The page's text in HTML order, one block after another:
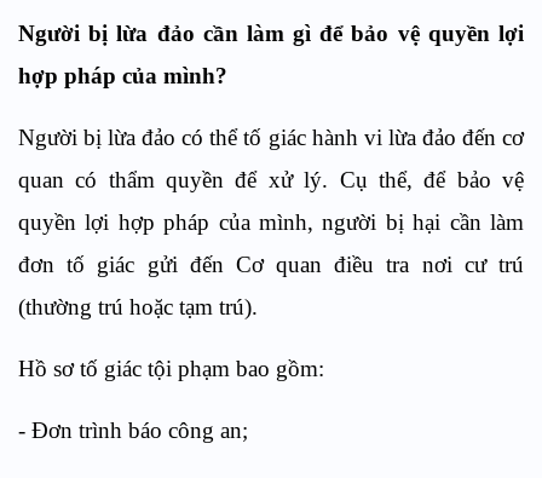
Người bị lừa đảo cần làm gì để bảo vệ quyền lợi
hợp pháp của mình?
Người bị lừa đảo có thể tố giác hành vi lừa đảo đến cơ
quan có thẩm quyền để xử lý. Cụ thể, để bảo vệ
quyền lợi hợp pháp của mình, người bị hại cần làm
đơn tố giác gửi đến Cơ quan điều tra nơi cư trú
(thường trú hoặc tạm trú).
Hồ sơ tố giác tội phạm bao gồm:
- Đơn trình báo công an;